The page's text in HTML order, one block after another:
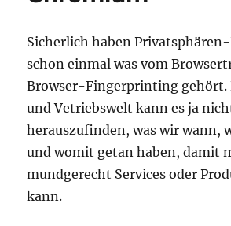
Sicherlich haben
schon einmal was vom
Browser-Fingerprinting gehört.
und Vetriebswelt kann es ja
herauszufinden, was wir wann,
und womit getan haben, damit
mundgerecht Services oder
kann.